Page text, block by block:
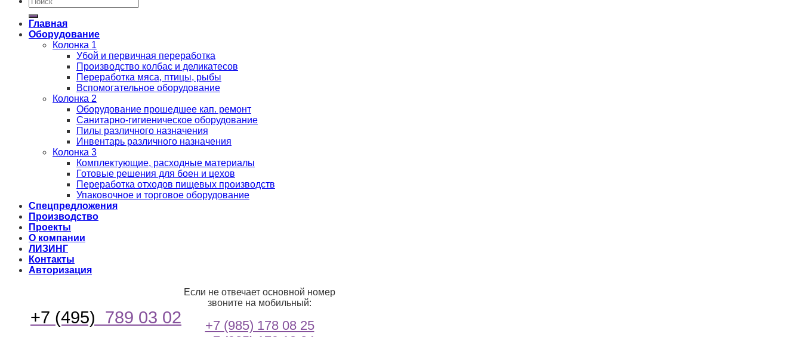
Главная
Оборудование
Колонка 1
Убой и первичная переработка
Производство колбас и деликатесов
Переработка мяса, птицы, рыбы
Вспомогательное оборудование
Колонка 2
Оборудование прошедшее кап. ремонт
Санитарно-гигиеническое оборудование
Пилы различного назначения
Инвентарь различного назначения
Колонка 3
Комплектующие, расходные материалы
Готовые решения для боен и цехов
Переработка отходов пищевых производств
Упаковочное и торговое оборудование
Спецпредложения
Производство
Проекты
О компании
ЛИЗИНГ
Контакты
Авторизация
+7 (495) 789 03 02
Если не отвечает основной номер
звоните на мобильный:
+7 (985) 178 08 25